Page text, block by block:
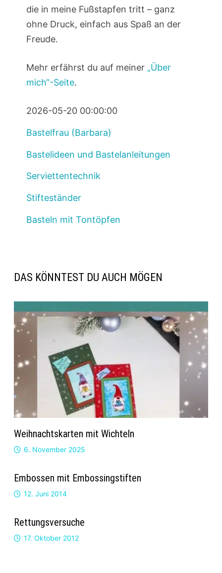
die in meine Fußstapfen tritt – ganz
ohne Druck, einfach aus Spaß an der
Freude.
Mehr erfährst du auf meiner „Über
mich“-Seite.
2026-05-20 00:00:00
Bastelfrau (Barbara)
Bastelideen und Bastelanleitungen
Serviettentechnik
Stifteständer
Basteln mit Tontöpfen
DAS KÖNNTEST DU AUCH MÖGEN
Weihnachtskarten mit Wichteln
6. November 2025
Embossen mit Embossingstiften
12. Juni 2014
Rettungsversuche
17. Oktober 2012